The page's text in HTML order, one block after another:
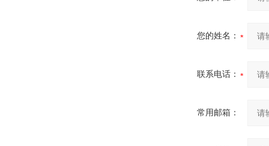
您的姓名：
联系电话：
常用邮箱：